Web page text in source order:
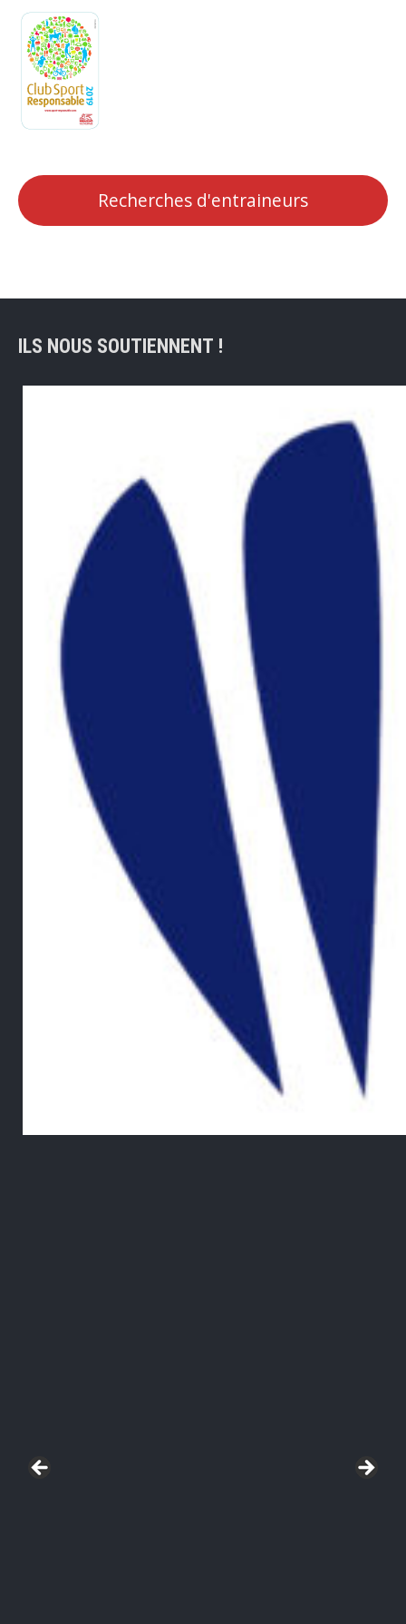
Recherches d'entraineurs
ILS NOUS SOUTIENNENT !